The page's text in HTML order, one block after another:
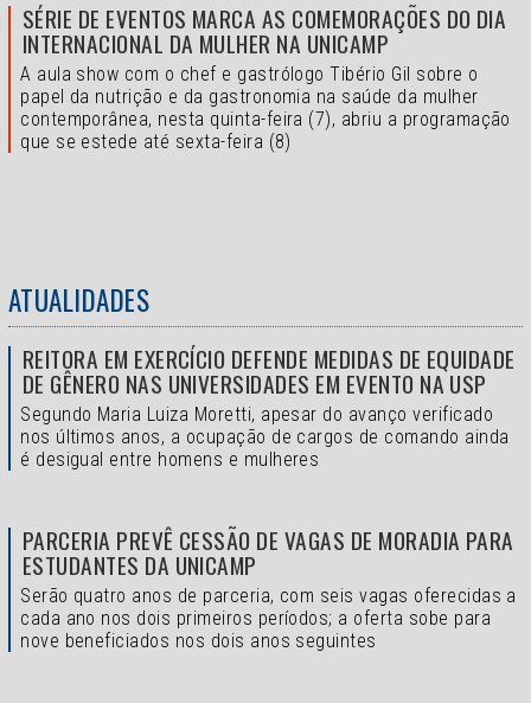
SÉRIE DE EVENTOS MARCA AS COMEMORAÇÕES DO DIA
INTERNACIONAL DA MULHER NA UNICAMP
A aula show com o chef e gastrólogo Tibério Gil sobre o
papel da nutrição e da gastronomia na saúde da mulher
contemporânea, nesta quinta-feira (7), abriu a programação
que se estede até sexta-feira (8)
ATUALIDADES
REITORA EM EXERCÍCIO DEFENDE MEDIDAS DE EQUIDADE
DE GÊNERO NAS UNIVERSIDADES EM EVENTO NA USP
Segundo Maria Luiza Moretti, apesar do avanço verificado
nos últimos anos, a ocupação de cargos de comando ainda
é desigual entre homens e mulheres
PARCERIA PREVÊ CESSÃO DE VAGAS DE MORADIA PARA
ESTUDANTES DA UNICAMP
Serão quatro anos de parceria, com seis vagas oferecidas a
cada ano nos dois primeiros períodos; a oferta sobe para
nove beneficiados nos dois anos seguintes